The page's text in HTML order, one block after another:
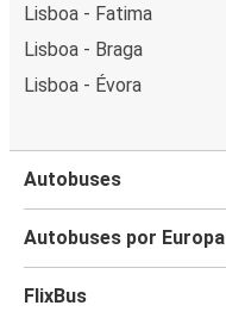
Lisboa - Fatima
Lisboa - Braga
Lisboa - Évora
Autobuses
Autobuses por Europa
FlixBus